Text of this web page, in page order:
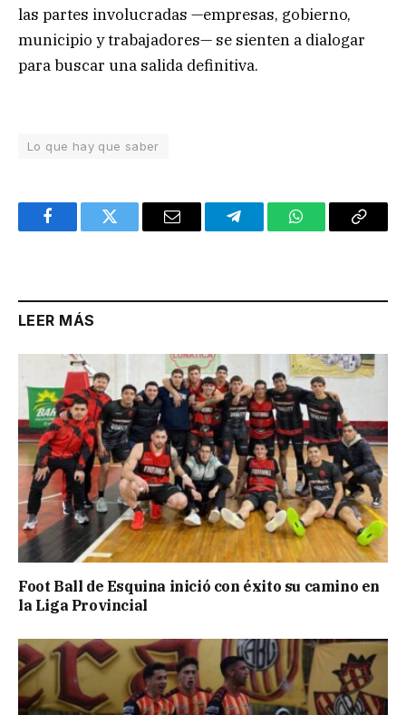
las partes involucradas —empresas, gobierno,
municipio y trabajadores— se sienten a dialogar
para buscar una salida definitiva.
Lo que hay que saber
FacebookTwitter Email TelegramWhatsAppCopy
LEER MÁS
Foot Ball de Esquina inició con éxito su camino en
la Liga Provincial